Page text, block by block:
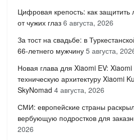
Цифровая крепость: как
от чужих глаз 6 августа, 2026
За тост на свадьбе: в
66-летнего мужчину 5 августа,
Новая глава для Xiaomi EV: Xiaomi
техническую архитектуру Xiaomi
SkyNomad 4 августа, 2026
СМИ: европейские страны
вербующую подростков для
2026